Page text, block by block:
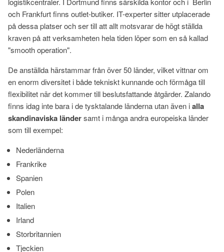
och Frankfurt finns outlet-butiker. IT-experter sitter utplacerade
på dessa platser och ser till att allt motsvarar de högt ställda
kraven på att verksamheten hela tiden löper som en så kallad
"smooth operation".
De anställda härstammar från över 50 länder, vilket vittnar om
en enorm diversitet i både tekniskt kunnande och förmåga till
flexibilitet när det kommer till beslutsfattande åtgärder. Zalando
finns idag inte bara i de tysktalande länderna utan även ialla
skandinaviska ländersamt i många andra europeiska länder
som till exempel:
Nederländerna
Frankrike
Spanien
Polen
Italien
Irland
Storbritannien
Tjeckien